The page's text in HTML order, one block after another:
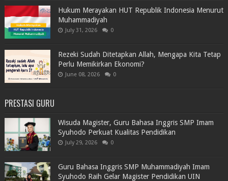
Hukum Merayakan HUT Republik Indonesia Menurut
Muhammadiyah
July 31, 2026 0
Rezeki Sudah Ditetapkan Allah, Mengapa Kita Tetap
Perlu Memikirkan Ekonomi?
June 08, 2026 0
PRESTASI GURU
Wisuda Magister, Guru Bahasa Inggris SMP Imam
Syuhodo Perkuat Kualitas Pendidikan
July 29, 2026 0
Guru Bahasa Inggris SMP Muhammadiyah Imam
Syuhodo Raih Gelar Magister Pendidikan UIN